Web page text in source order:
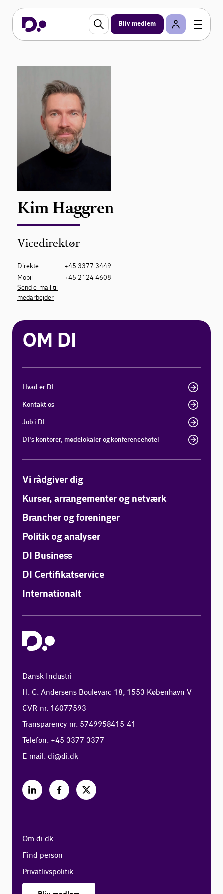
Bliv medlem
Kim Haggren
Vicedirektør
Direkte
+45 3377 3449
Mobil
+45 2124 4608
Send e-mail til
medarbejder
OM DI
Hvad er DI
Kontakt os
Job i DI
DI's kontorer, mødelokaler og konferencehotel
Vi rådgiver dig
Kurser, arrangementer og netværk
Brancher og foreninger
Politik og analyser
DI Business
DI Certifikatservice
Internationalt
Dansk Industri
H. C. Andersens Boulevard 18, 1553 København V
CVR-nr. 16077593
Transparency-nr. 5749958415-41
Telefon: +45 3377 3377
E-mail:di@di.dk
Om di.dk
Find person
Privatlivspolitik